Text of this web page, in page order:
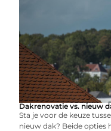
Dakrenovatie vs. nieuw
Sta je voor de keuze
nieuw dak? Beide opties